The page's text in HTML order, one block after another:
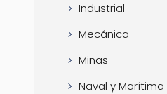
Industrial
Mecánica
Minas
Naval y Marítima